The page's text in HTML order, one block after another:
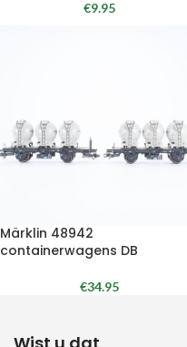
€9.95
Märklin 48942
containerwagens DB
€34.95